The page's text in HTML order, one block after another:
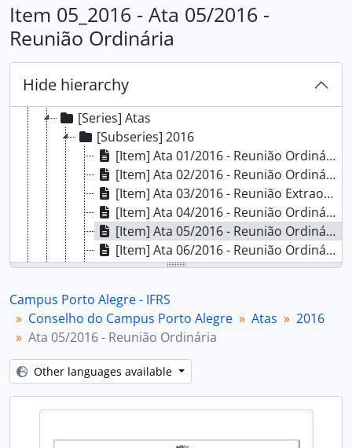
Item 05_2016 - Ata 05/2016 -
Reunião Ordinária
Hide hierarchy
[Fonds] Campus Porto Alegre - IFRS
[Subfonds] Comissão Interna de Saúde, Segurança e Prevenção de Acidentes
[Subfonds] Comissão Local do Programa de Acompanhamento de Egressos
[Subfonds] Comissão Própria de Avaliação Local
[Subfonds] Conselho do Campus Porto Alegre
[Series] Atas
[Subseries] 2016
[Item] Ata 01/2016 - Reunião Ordinária
[Item] Ata 02/2016 - Reunião Ordinária
[Item] Ata 03/2016 - Reunião Extraordinária
[Item] Ata 04/2016 - Reunião Ordinária
[Item] Ata 05/2016 - Reunião Ordinária
[Item] Ata 06/2016 - Reunião Ordinária
[Item] Ata 07/2016 - Reunião Extraordinária
[Item] Ata 09/2016 - Reunião Ordinária
[Item] Ata 10/2016 - Reunião Extraordinária
[Item] Ata 11/2016 - Reunião Ordinária
[Item] Ata 12/2016 - Reunião Ordinária
[Subseries] 2017
[Subseries] 2018
[Subseries] 2020
Campus Porto Alegre - IFRS
Conselho do Campus Porto Alegre
Atas
2016
Ata 05/2016 - Reunião Ordinária
Other languages available